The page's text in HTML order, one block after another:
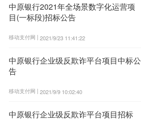
中原银行2021年全场景数字化运营项
目(一标段)招标公告
移动支付网 | 2021/9/23 11:41:22
中原银行企业级反欺诈平台项目中标公
告
移动支付网 | 2021/9/9 10:02:40
中原银行企业级反欺诈平台项目招标